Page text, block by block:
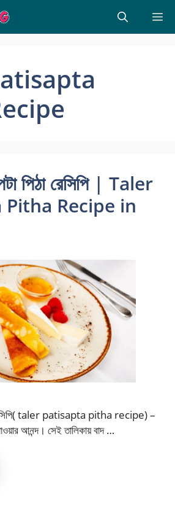
পিঠা রেসিপি | Taler
Recipe in
রেসিপি( taler patisapta pitha recipe) –
আনন্দ। সেই তালিকায় বাদ …